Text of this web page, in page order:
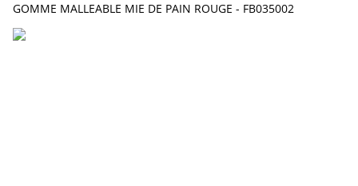
GOMME MALLEABLE MIE DE PAIN ROUGE - FB035002